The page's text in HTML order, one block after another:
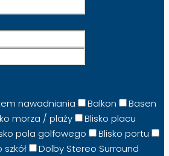
nawadniania
Balkon
Basen
morza / plaży
Blisko placu
pola golfowego
Blisko portu
szkół
Dolby Stereo Surround